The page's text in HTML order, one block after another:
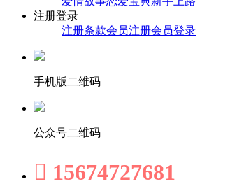
注册登录
注册条款会员注册会员登录
手机版二维码
公众号二维码
 15674727681